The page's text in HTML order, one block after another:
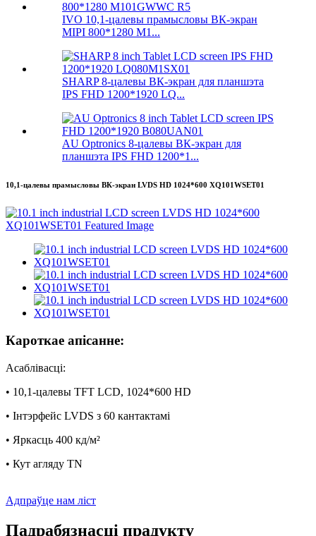
IVO 10,1-цалевы прамысловы ВК-экран
MIPI 800*1280 M1...
SHARP 8-цалевы ВК-экран для планшэта
IPS FHD 1200*1920 LQ...
AU Optronics 8-цалевы ВК-экран для
планшэта IPS FHD 1200*1...
10,1-цалевы прамысловы ВК-экран LVDS HD 1024*600 XQ101WSET01
Кароткае апісанне:
Асаблівасці:
• 10,1-цалевы TFT LCD, 1024*600 HD
• Інтэрфейс LVDS з 60 кантактамі
• Яркасць 400 кд/м²
• Кут агляду TN
Адпраўце нам ліст
Падрабязнасці прадукту